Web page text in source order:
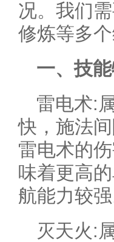
况。我们
修炼等多
一、技
雷电术:
快，施法
雷电术的
味着更高
航能力较强
灭天火: